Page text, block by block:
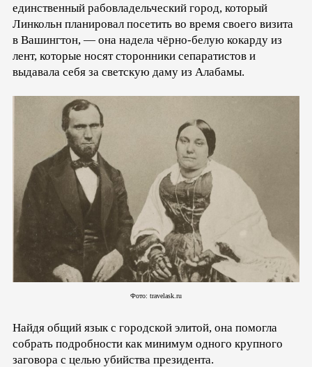
единственный рабовладельческий город, который
Линкольн планировал посетить во время своего визита
в Вашингтон, — она надела чёрно-белую кокарду из
лент, которые носят сторонники сепаратистов и
выдавала себя за светскую даму из Алабамы.
Фото: travelask.ru
Найдя общий язык с городской элитой, она помогла
собрать подробности как минимум одного крупного
заговора с целью убийства президента.